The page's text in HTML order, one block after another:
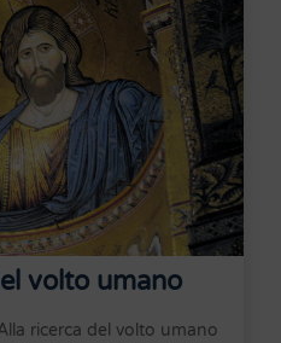
volto umano
ricerca del volto umano